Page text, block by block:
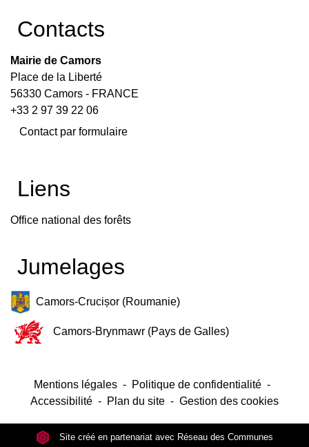
Contacts
Mairie de Camors
Place de la Liberté
56330 Camors - FRANCE
+33 2 97 39 22 06
Contact par formulaire
Liens
Office national des forêts
Jumelages
Camors-Crucișor (Roumanie)
Camors-Brynmawr (Pays de Galles)
Mentions légales - Politique de confidentialité -
Accessibilité - Plan du site - Gestion des cookies
Site créé en partenariat avec Réseau des Communes